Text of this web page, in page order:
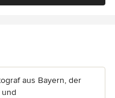
aus Bayern, der